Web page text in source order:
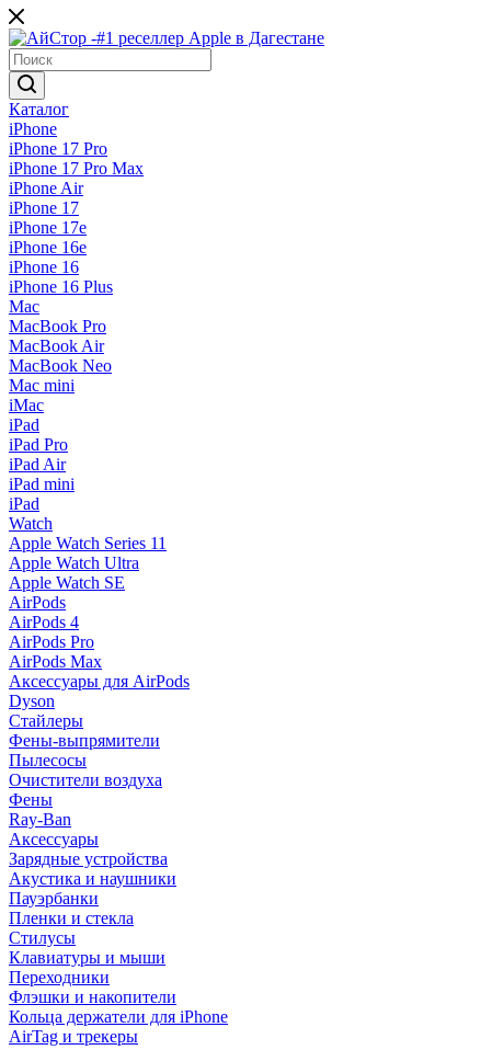
Каталог
iPhone
iPhone 17 Pro
iPhone 17 Pro Max
iPhone Air
iPhone 17
iPhone 17e
iPhone 16e
iPhone 16
iPhone 16 Plus
Mac
MacBook Pro
MacBook Air
MacBook Neo
Mac mini
iMac
iPad
iPad Pro
iPad Air
iPad mini
iPad
Watch
Apple Watch Series 11
Apple Watch Ultra
Apple Watch SE
AirPods
AirPods 4
AirPods Pro
AirPods Max
Аксессуары для AirPods
Dyson
Стайлеры
Фены-выпрямители
Пылесосы
Очистители воздуха
Фены
Ray-Ban
Аксессуары
Зарядные устройства
Акустика и наушники
Пауэрбанки
Пленки и стекла
Стилусы
Клавиатуры и мыши
Переходники
Флэшки и накопители
Кольца держатели для iPhone
AirTag и трекеры